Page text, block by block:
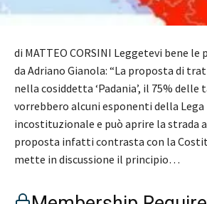
di MATTEO CORSINI Leggetevi bene
da Adriano Gianola: “La proposta di
nella cosiddetta ‘Padania’, il 75% delle
vorrebbero alcuni esponenti della Lega
incostituzionale e può aprire la strada
proposta infatti contrasta con la
mette in discussione il principio…